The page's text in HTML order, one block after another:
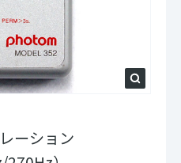
ーション